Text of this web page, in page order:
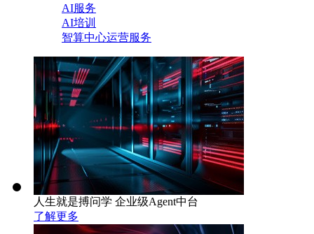
AI服务
AI培训
智算中心运营服务
人生就是搏问学 企业级Agent中台
了解更多